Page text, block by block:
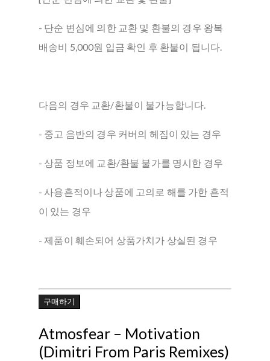
- 단순 변심에 의한 교환 및 환불의 경우 왕복
배송비 5,000원 입금 확인 후 환불이 됩니다.
다음의 경우 교환/환불이 불가능합니다.
- 중고 음반의 경우 커버의 헤짐이 있는 경우
- 상품 정보에 교환/환불 불가를 명시한 경우
- 사용흔적이나 상품에 고의로 해를 가한 흔적
이 있는 경우
- 제품이 훼손되어 상품가치가 상실된 경우
구매하기
Atmosfear – Motivation
(Dimitri From Paris Remixes)